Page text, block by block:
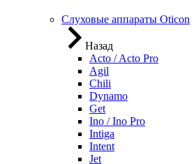
Слуховые аппараты Oticon
Назад
Acto / Acto Pro
Agil
Chili
Dynamo
Get
Ino / Ino Pro
Intiga
Intent
Jet